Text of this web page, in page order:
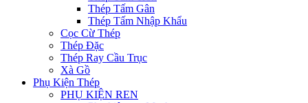
Thép Tấm Gân
Thép Tấm Nhập Khẩu
Cọc Cừ Thép
Thép Đặc
Thép Ray Cầu Trục
Xà Gồ
Phụ Kiện Thép
PHỤ KIỆN REN